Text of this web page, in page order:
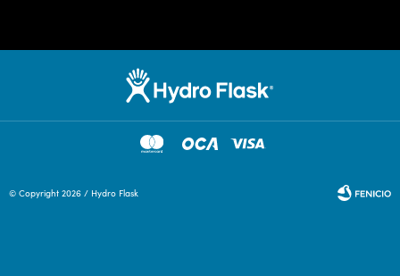
© Copyright 2026 / Hydro Flask